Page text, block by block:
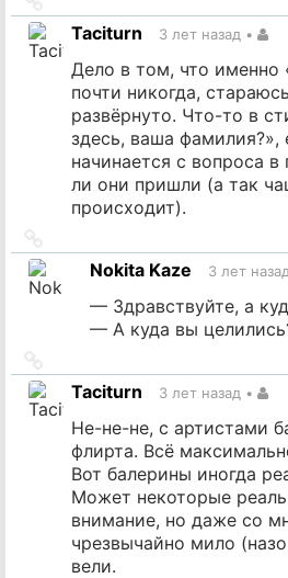
на
источник
Taciturn 3 лет назад •
Дело в том, что именно
почти никогда,
развёрнуто. Что-то в
здесь, ваша фамилия?»,
начинается с вопроса
ли они пришли (а так
происходит).
на
источникNokita Kaze 3 лет назад
— Здравствуйте, а
— А куда вы
на
источник
Taciturn 3 лет назад •
Не-не-не, с артистами
флирта. Всё
Вот балерины иногда
Может некоторые
внимание, но даже со
чрезвычайно мило
вели.